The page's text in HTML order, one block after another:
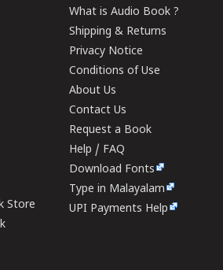
Store
What is Audio Book ?
Shipping & Returns
Privacy Notice
Conditions of Use
About Us
Contact Us
Request a Book
Help / FAQ
Download Fonts
Type in Malayalam
UPI Payments Help